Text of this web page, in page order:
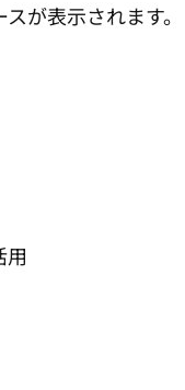
が表示されます。
用